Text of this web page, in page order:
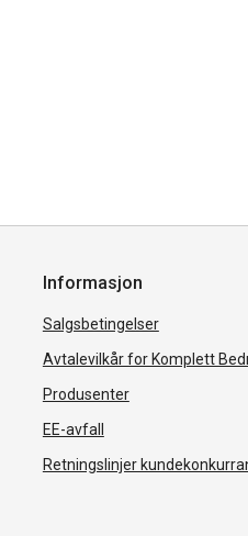
Informasjon
Salgsbetingelser
Avtalevilkår for Komplett
Produsenter
EE-avfall
Retningslinjer